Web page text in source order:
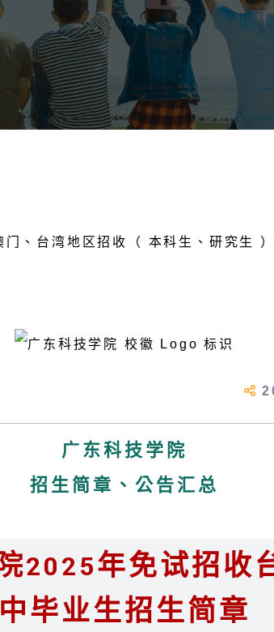
广东科技学院
招生简章、公告汇总
2025年免试招收
中毕业生招生简章